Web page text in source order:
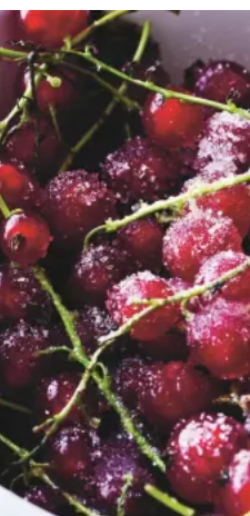
Rysteribs Rysteribs
Gem opskrift
Dessert
Dansk mad
Sommermad
De rødlige bær er en sand
sommerklassiker. De har en frisk
og syrlig smag, som når de koges
op med sukker, udgør et dejligt
tilbehør til søde sager. De kan
serveres både til is, en kage eller
bare med letpisket flødeskum eller
skyr rørt lind med lidt mælk.